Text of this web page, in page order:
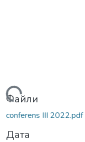
Файли
conferens III 2022.pdf
Дата